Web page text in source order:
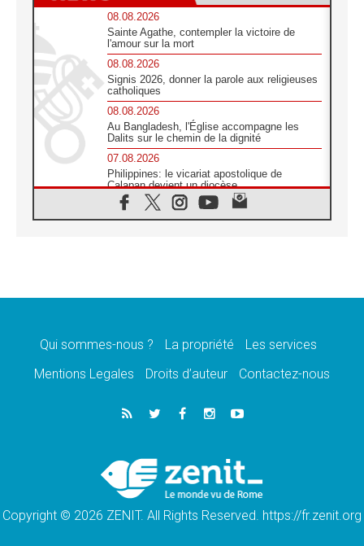
08.08.2026
Sainte Agathe, contempler la victoire de
l'amour sur la mort
08.08.2026
Signis 2026, donner la parole aux religieuses
catholiques
08.08.2026
Au Bangladesh, l'Église accompagne les
Dalits sur le chemin de la dignité
07.08.2026
Philippines: le vicariat apostolique de
Calapan devient un diocèse
07.08.2026
Congo-Brazzaville : le 15 août, entre
une signature»
Le programme du voyage apostolique du
07.08.2026
1ère Conférence continentale sur l'éducation
Un logo symbolique pour la venue du Pape
en France
Qui sommes-nous ? La propriété
Les services
Mentions Legales
Droits d’auteur Contactez-nous
Copyright © 2026 ZENIT. All Rights Reserved. https://fr.zenit.org